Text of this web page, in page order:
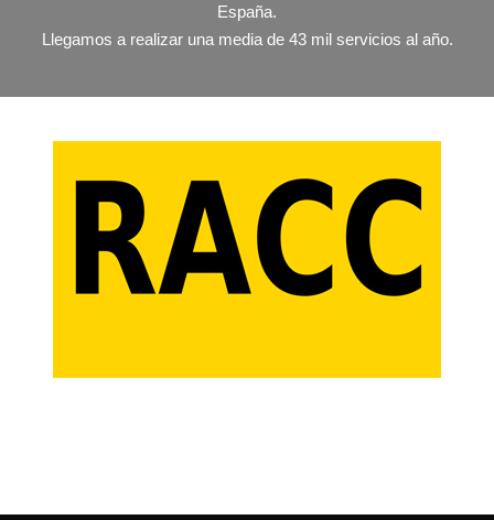
España.
Llegamos a realizar una media de 43 mil servicios al año.